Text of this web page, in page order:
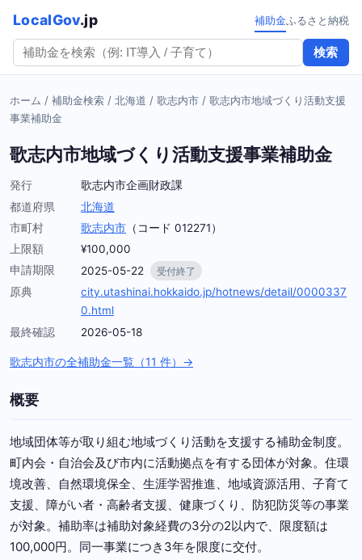
LocalGov.jp
検索
補助金ふるさと納税
ホーム / 補助金検索 / 北海道 / 歌志内市 / 歌志内市地域づくり活動支援
事業補助金
歌志内市地域づくり活動支援事業補助金
発行
歌志内市企画財政課
都道府県
北海道
市町村
歌志内市 （コード 012271）
上限額
¥100,000
申請期限
2025-05-22 受付終了
原典
city.utashinai.hokkaido.jp/hotnews/detail/0000337
0.html
最終確認
2026-05-18
歌志内市の全補助金一覧（11 件）→
概要
地域団体等が取り組む地域づくり活動を支援する補助金制度。
町内会・自治会及び市内に活動拠点を有する団体が対象。住環
境改善、自然環境保全、生涯学習推進、地域資源活用、子育て
支援、障がい者・高齢者支援、健康づくり、防犯防災等の事業
が対象。補助率は補助対象経費の3分の2以内で、限度額は
100,000円。同一事業につき3年を限度に交付。